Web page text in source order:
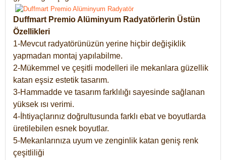
Duffmart Premio Alüminyum Radyatörlerin Üstün
Özellikleri
1-Mevcut radyatörünüzün yerine hiçbir değişiklik
yapmadan montaj yapılabilme.
2-Mükemmel ve çeşitli modelleri ile mekanlara güzellik
katan eşsiz estetik tasarım.
3-Hammadde ve tasarım farklılığı sayesinde sağlanan
yüksek ısı verimi.
4-İhtiyaçlarınız doğrultusunda farklı ebat ve boyutlarda
üretilebilen esnek boyutlar.
5-Mekanlarınıza uyum ve zenginlik katan geniş renk
çeşitliliği